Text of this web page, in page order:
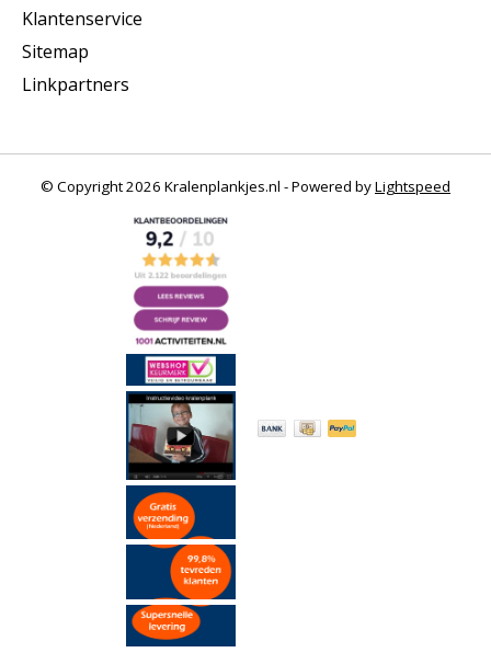
Klantenservice
Sitemap
Linkpartners
© Copyright 2026 Kralenplankjes.nl - Powered byLightspeed